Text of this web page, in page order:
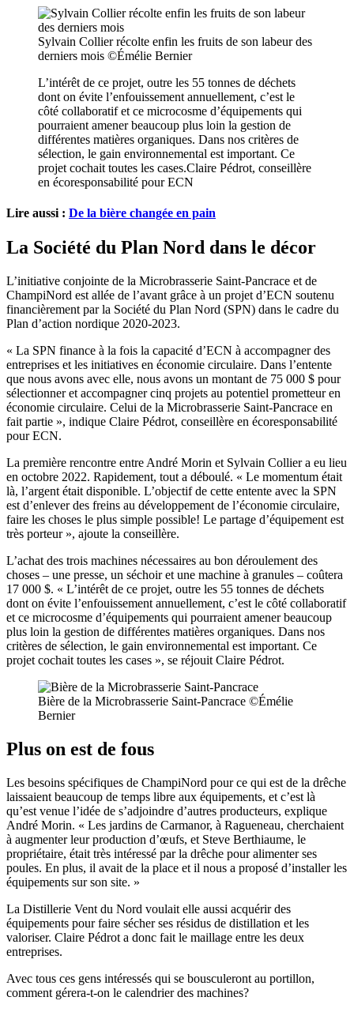
Sylvain Collier récolte enfin les fruits de son labeur des
derniers mois ©Émélie Bernier
L’intérêt de ce projet, outre les 55 tonnes de déchets
dont on évite l’enfouissement annuellement, c’est le
côté collaboratif et ce microcosme d’équipements qui
pourraient amener beaucoup plus loin la gestion de
différentes matières organiques. Dans nos critères de
sélection, le gain environnemental est important. Ce
projet cochait toutes les cases.Claire Pédrot, conseillère
en écoresponsabilité pour ECN
Lire aussi : De la bière changée en pain
La Société du Plan Nord dans le décor
L’initiative conjointe de la Microbrasserie Saint-Pancrace et de
ChampiNord est allée de l’avant grâce à un projet d’ECN soutenu
financièrement par la Société du Plan Nord (SPN) dans le cadre du
Plan d’action nordique 2020-2023.
« La SPN finance à la fois la capacité d’ECN à accompagner des
entreprises et les initiatives en économie circulaire. Dans l’entente
que nous avons avec elle, nous avons un montant de 75 000 $ pour
sélectionner et accompagner cinq projets au potentiel prometteur en
économie circulaire. Celui de la Microbrasserie Saint-Pancrace en
fait partie », indique Claire Pédrot, conseillère en écoresponsabilité
pour ECN.
La première rencontre entre André Morin et Sylvain Collier a eu lieu
en octobre 2022. Rapidement, tout a déboulé. « Le momentum était
là, l’argent était disponible. L’objectif de cette entente avec la SPN
est d’enlever des freins au développement de l’économie circulaire,
faire les choses le plus simple possible! Le partage d’équipement est
très porteur », ajoute la conseillère.
L’achat des trois machines nécessaires au bon déroulement des
choses – une presse, un séchoir et une machine à granules – coûtera
17 000 $. « L’intérêt de ce projet, outre les 55 tonnes de déchets
dont on évite l’enfouissement annuellement, c’est le côté collaboratif
et ce microcosme d’équipements qui pourraient amener beaucoup
plus loin la gestion de différentes matières organiques. Dans nos
critères de sélection, le gain environnemental est important. Ce
projet cochait toutes les cases », se réjouit Claire Pédrot.
Bière de la Microbrasserie Saint-Pancrace ©Émélie
Bernier
Plus on est de fous
Les besoins spécifiques de ChampiNord pour ce qui est de la drêche
laissaient beaucoup de temps libre aux équipements, et c’est là
qu’est venue l’idée de s’adjoindre d’autres producteurs, explique
André Morin. « Les jardins de Carmanor, à Ragueneau, cherchaient
à augmenter leur production d’œufs, et Steve Berthiaume, le
propriétaire, était très intéressé par la drêche pour alimenter ses
poules. En plus, il avait de la place et il nous a proposé d’installer les
équipements sur son site. »
La Distillerie Vent du Nord voulait elle aussi acquérir des
équipements pour faire sécher ses résidus de distillation et les
valoriser. Claire Pédrot a donc fait le maillage entre les deux
entreprises.
Avec tous ces gens intéressés qui se bousculeront au portillon,
comment gérera-t-on le calendrier des machines?